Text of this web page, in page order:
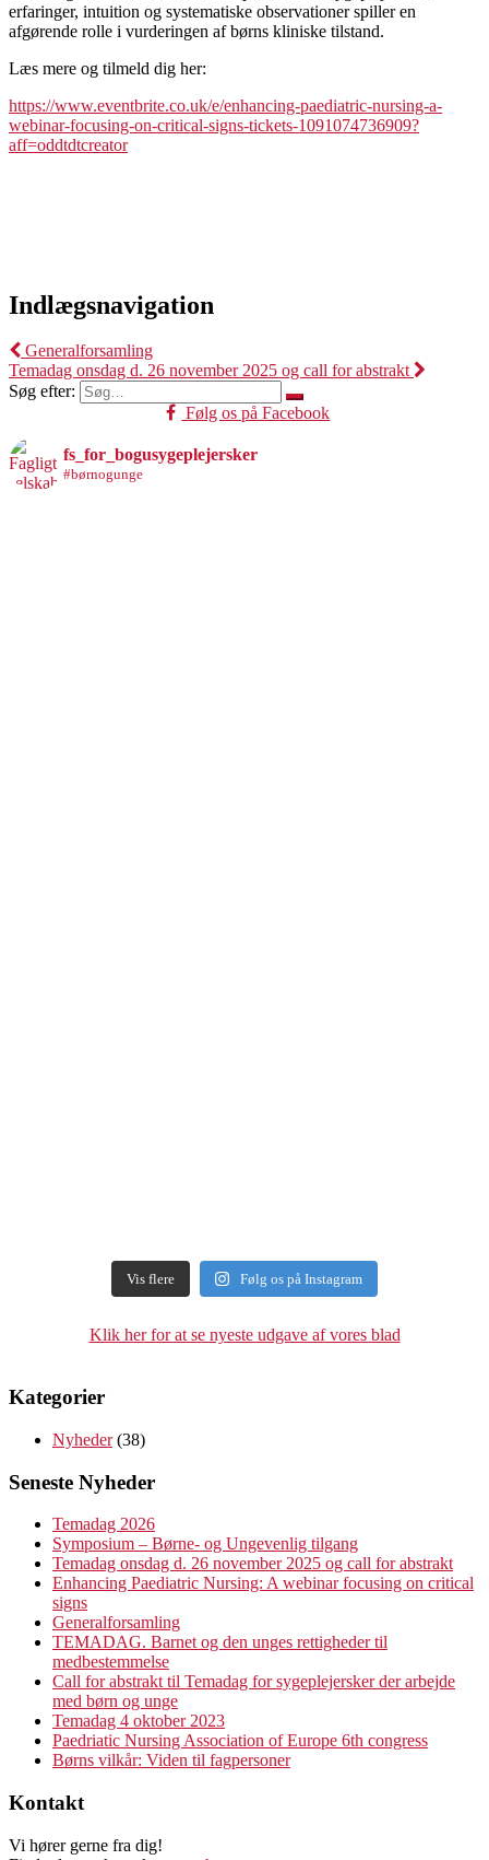
erfaringer, intuition og systematiske observationer spiller en
afgørende rolle i vurderingen af børns kliniske tilstand.
Læs mere og tilmeld dig her:
https://www.eventbrite.co.uk/e/enhancing-paediatric-nursing-a-
webinar-focusing-on-critical-signs-tickets-1091074736909?
aff=oddtdtcreator
Indlægsnavigation
Generalforsamling
Temadag onsdag d. 26 november 2025 og call for abstrakt
Søg efter:
Følg os på Facebook
fs_for_bogusygeplejersker
#børnogunge
Vis flere Følg os på Instagram
Klik her for at se nyeste udgave af vores blad
Kategorier
Nyheder(38)
Seneste Nyheder
Temadag 2026
Symposium – Børne- og Ungevenlig tilgang
Temadag onsdag d. 26 november 2025 og call for abstrakt
Enhancing Paediatric Nursing: A webinar focusing on critical
signs
Generalforsamling
TEMADAG. Barnet og den unges rettigheder til
medbestemmelse
Call for abstrakt til Temadag for sygeplejersker der arbejde
med børn og unge
Temadag 4 oktober 2023
Paedriatic Nursing Association of Europe 6th congress
Børns vilkår: Viden til fagpersoner
Kontakt
Vi hører gerne fra dig!